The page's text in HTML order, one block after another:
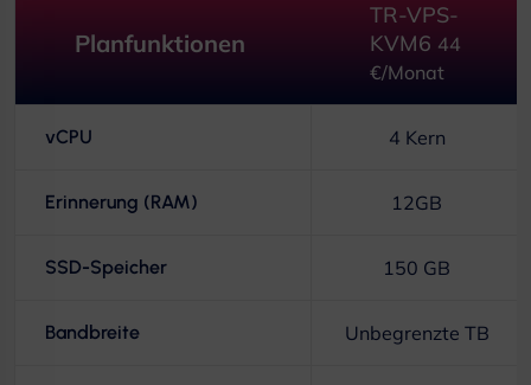
Planfunktionen
TR-VPS-
KVM6 44
€/Monat
vCPU 4 Kern
Erinnerung (RAM) 12GB
SSD-Speicher 150 GB
Bandbreite Unbegrenzte TB